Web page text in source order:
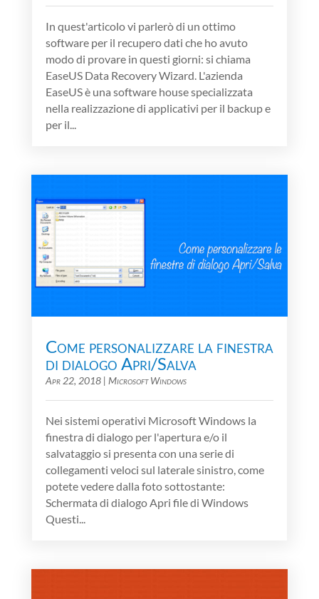
In quest'articolo vi parlerò di un ottimo
software per il recupero dati che ho avuto
modo di provare in questi giorni: si chiama
EaseUS Data Recovery Wizard. L'azienda
EaseUS è una software house specializzata
nella realizzazione di applicativi per il backup e
per il...
Come personalizzare la finestra
di dialogo Apri/Salva
Apr 22, 2018| Microsoft Windows
Nei sistemi operativi Microsoft Windows la
finestra di dialogo per l'apertura e/o il
salvataggio si presenta con una serie di
collegamenti veloci sul laterale sinistro, come
potete vedere dalla foto sottostante:
Schermata di dialogo Apri file di Windows
Questi...